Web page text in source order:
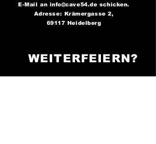
E-Mail an info@cave54.de schicken.
Adresse: Krämergasse 2,
69117 Heidelberg
WEITERFEIERN?